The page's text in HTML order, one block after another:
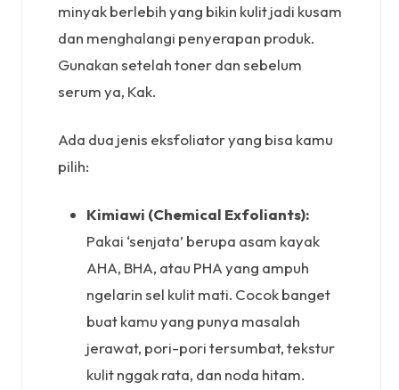
minyak berlebih yang bikin kulit jadi kusam
dan menghalangi penyerapan produk.
Gunakan setelah toner dan sebelum
serum ya, Kak.
Ada dua jenis eksfoliator yang bisa kamu
pilih:
Kimiawi (Chemical Exfoliants):
Pakai ‘senjata’ berupa asam kayak
AHA, BHA, atau PHA yang ampuh
ngelarin sel kulit mati. Cocok banget
buat kamu yang punya masalah
jerawat, pori-pori tersumbat, tekstur
kulit nggak rata, dan noda hitam.